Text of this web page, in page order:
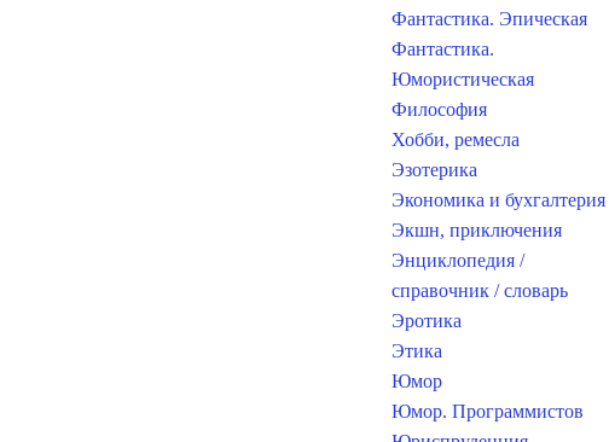
Фантастика. Эпическая
Фантастика.
Юмористическая
Философия
Хобби, ремесла
Эзотерика
Экономика и бухгалтерия
Экшн, приключения
Энциклопедия /
справочник / словарь
Эротика
Этика
Юмор
Юмор. Программистов